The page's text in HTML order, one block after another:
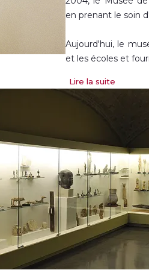
en prenant le soin
Aujourd'hui, le
et les écoles et
Le Musée de
unes des autres.
une très longue
sarcophage
récente est une
Lire la suite